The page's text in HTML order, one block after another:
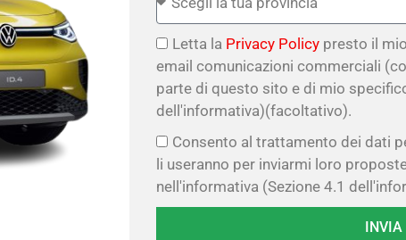
Letta la Privacy Policy presto il
email comunicazioni commerciali
parte di questo sito e di mio
dell'informativa)(facoltativo).
Consento al trattamento dei dati
li useranno per inviarmi loro
nell'informativa (Sezione 4.1
INVIA